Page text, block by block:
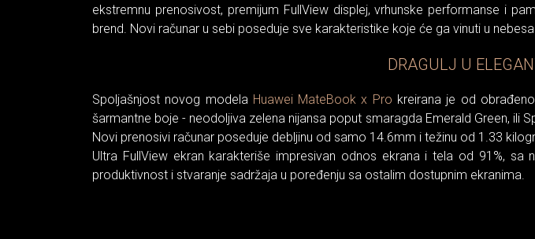
ekstremnu prenosivost, premijum FullView displej, vrhunske performanse i
brend. Novi računar u sebi poseduje sve karakteristike koje će ga vinuti u
DRAGULJ U
Spoljašnjost novog modela Huawei MateBook x Pro kreirana je od
šarmantne boje - neodoljiva zelena nijansa poput smaragda Emerald Green, ili
Novi prenosivi računar poseduje debljinu od samo 14.6mm i težinu od 1.33
Ultra FullView ekran karakteriše impresivan odnos ekrana i tela od 91%,
produktivnost i stvaranje sadržaja u poređenju sa ostalim dostupnim ekranima.